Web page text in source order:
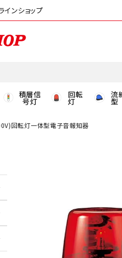
ンショップ
積層信
号灯
回転
灯
流
型
回転灯一体型電子音報知器